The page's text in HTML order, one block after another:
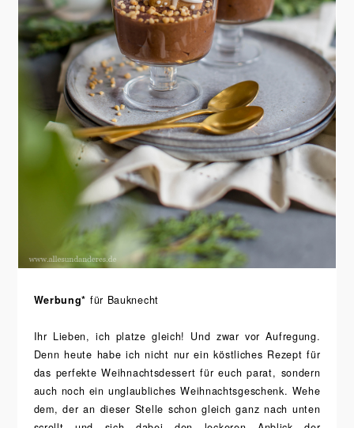
Werbung* für Bauknecht
Ihr Lieben, ich platze gleich! Und zwar vor Aufregung.
Denn heute habe ich nicht nur ein köstliches Rezept für
das perfekte Weihnachtsdessert für euch parat, sondern
auch noch ein unglaubliches Weihnachtsgeschenk. Wehe
dem, der an dieser Stelle schon gleich ganz nach unten